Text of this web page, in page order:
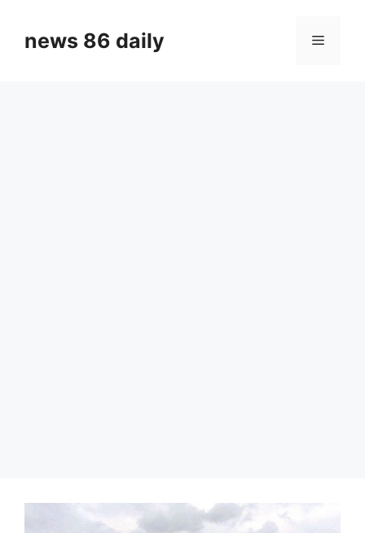
contentnews 86 daily Menu